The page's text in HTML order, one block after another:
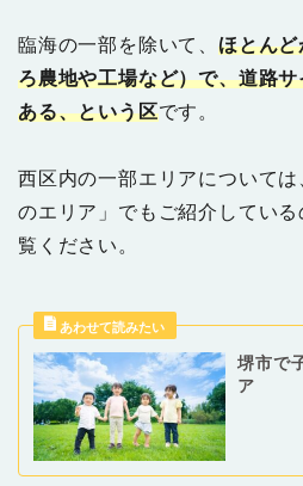
臨海の一部を除いて、 ほとん
ろ農地や工場など）で、道路
ある、という区です。
西区内の一部エリアについて
のエリア」でもご紹介してい
覧ください。
堺市で
ア